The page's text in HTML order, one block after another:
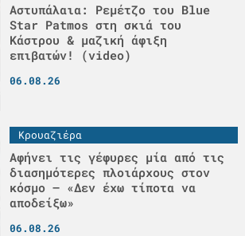
Αστυπάλαια: Ρεμέτζο του Blue
Star Patmos στη σκιά του
Κάστρου & μαζική άφιξη
επιβατών! (video)
06.08.26
Κρουαζιέρα
Αφήνει τις γέφυρες μία από τις
διασημότερες πλοιάρχους στον
κόσμο – «Δεν έχω τίποτα να
αποδείξω»
06.08.26